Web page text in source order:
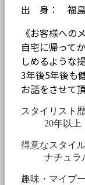
出 身： 福
《お客様への
自宅に帰って
しめるような
3年後5年後も
お話をさせて
スタイリスト
20年以上
得意なスタイ
ナチュラ
趣味・マイブ